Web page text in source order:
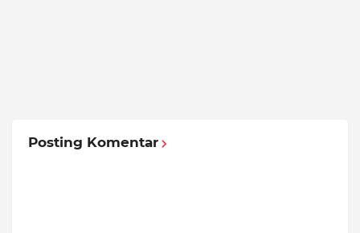
Posting Komentar